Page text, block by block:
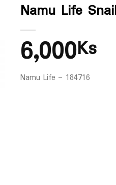
Namu Life
6,000Ks
Namu Life – 184716